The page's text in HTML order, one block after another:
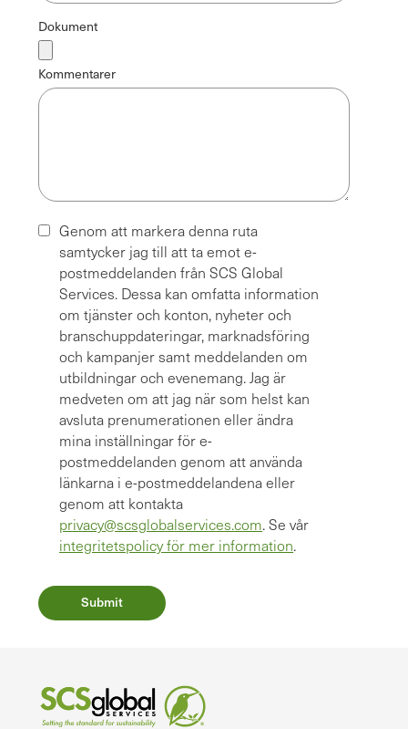
Dokument
Kommentarer
Genom att markera denna ruta
samtycker jag till att ta emot e-
postmeddelanden från SCS Global
Services. Dessa kan omfatta information
om tjänster och konton, nyheter och
branschuppdateringar, marknadsföring
och kampanjer samt meddelanden om
utbildningar och evenemang. Jag är
medveten om att jag när som helst kan
avsluta prenumerationen eller ändra
mina inställningar för e-
postmeddelanden genom att använda
länkarna i e-postmeddelandena eller
genom att kontakta
privacy@scsglobalservices.com. Se vår
integritetspolicy för mer information.